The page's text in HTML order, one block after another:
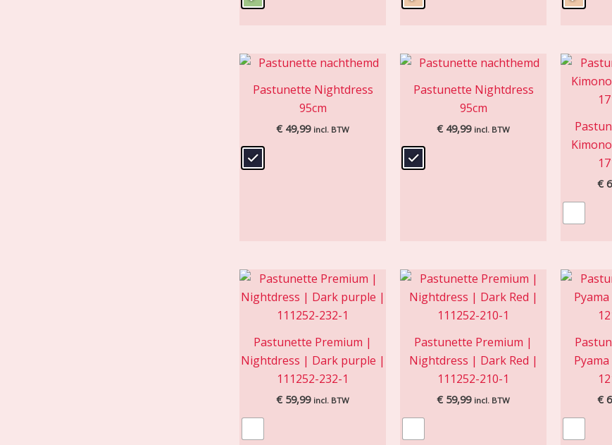
Pastunette Nightdress
95cm
€ 49,99 incl. BTW
Pastunette Nightdress
95cm
€ 49,99 incl. BTW
€
Pastunette Premium |
Nightdress | Dark purple |
111252-232-1
€ 59,99 incl. BTW
Pastunette Premium |
Nightdress | Dark Red |
111252-210-1
€ 59,99 incl. BTW €